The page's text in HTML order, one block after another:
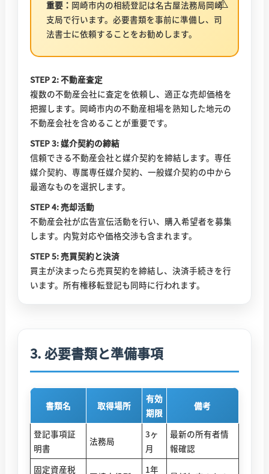
重要： 岡崎市内の相続登記は名古屋法務局岡崎
支局で行います。必要書類を事前に準備し、司
法書士に依頼することをお勧めします。
STEP 2: 不動産査定
複数の不動産会社に査定を依頼し、適正な売却価格を
把握します。岡崎市内の不動産相場を熟知した地元の
不動産会社を含めることが重要です。
STEP 3: 媒介契約の締結
信頼できる不動産会社と媒介契約を締結します。専任
媒介契約、専属専任媒介契約、一般媒介契約の中から
最適なものを選択します。
STEP 4: 売却活動
不動産会社が広告宣伝活動を行い、購入希望者を募集
します。内覧対応や価格交渉も含まれます。
STEP 5: 売買契約と決済
買主が決まったら売買契約を締結し、決済手続きを行
います。所有権移転登記も同時に行われます。
3. 必要書類と準備事項
書類名 取得場所
有効
期限
備考
登記事項証
明書
法務局
3ヶ
月
最新の所有者情
報確認
固定資産税
1年